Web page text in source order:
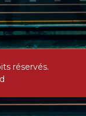
réservés.